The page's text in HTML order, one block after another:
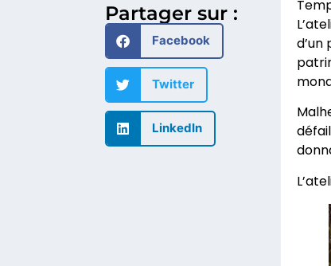
Partager sur :
Facebook
Twitter
LinkedIn